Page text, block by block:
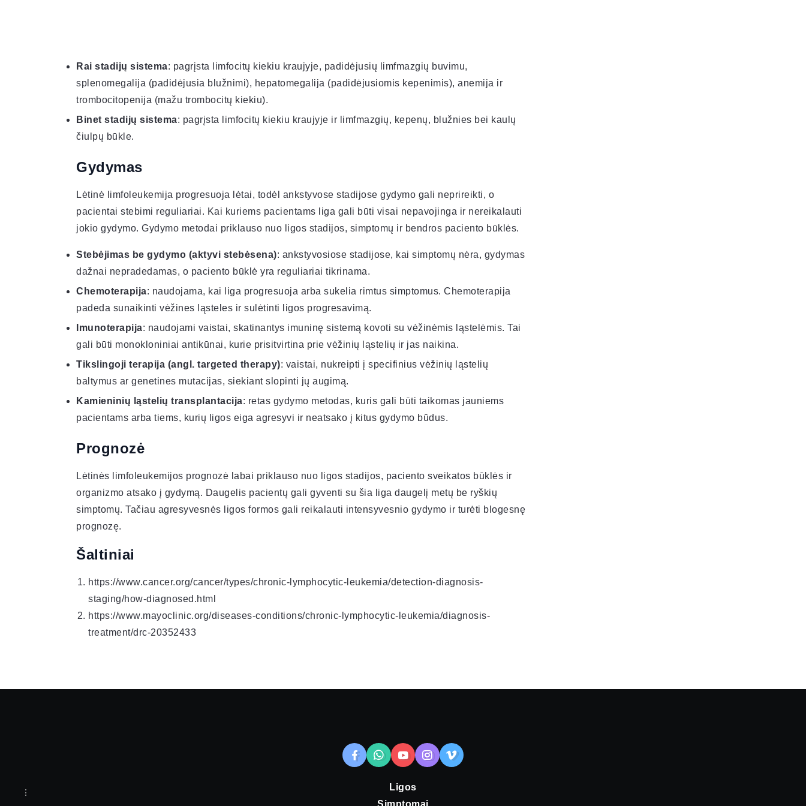
Rai stadijų sistema: pagrįsta limfocitų kiekiu kraujyje, padidėjusių limfmazgių buvimu,
splenomegalija (padidėjusia blužnimi), hepatomegalija (padidėjusiomis kepenimis), anemija ir
trombocitopenija (mažu trombocitų kiekiu).
Binet stadijų sistema: pagrįsta limfocitų kiekiu kraujyje ir limfmazgių, kepenų, blužnies bei kaulų
čiulpų būkle.
Gydymas
Lėtinė limfoleukemija progresuoja lėtai, todėl ankstyvose stadijose gydymo gali neprireikti, o
pacientai stebimi reguliariai. Kai kuriems pacientams liga gali būti visai nepavojinga ir nereikalauti
jokio gydymo. Gydymo metodai priklauso nuo ligos stadijos, simptomų ir bendros paciento būklės.
Stebėjimas be gydymo (aktyvi stebėsena): ankstyvosiose stadijose, kai simptomų nėra, gydymas
dažnai nepradedamas, o paciento būklė yra reguliariai tikrinama.
Chemoterapija: naudojama, kai liga progresuoja arba sukelia rimtus simptomus. Chemoterapija
padeda sunaikinti vėžines ląsteles ir sulėtinti ligos progresavimą.
Imunoterapija: naudojami vaistai, skatinantys imuninę sistemą kovoti su vėžinėmis ląstelėmis. Tai
gali būti monokloniniai antikūnai, kurie prisitvirtina prie vėžinių ląstelių ir jas naikina.
Tikslingoji terapija (angl. targeted therapy): vaistai, nukreipti į specifinius vėžinių ląstelių
baltymus ar genetines mutacijas, siekiant slopinti jų augimą.
Kamieninių ląstelių transplantacija: retas gydymo metodas, kuris gali būti taikomas jauniems
pacientams arba tiems, kurių ligos eiga agresyvi ir neatsako į kitus gydymo būdus.
Prognozė
Lėtinės limfoleukemijos prognozė labai priklauso nuo ligos stadijos, paciento sveikatos būklės ir
organizmo atsako į gydymą. Daugelis pacientų gali gyventi su šia liga daugelį metų be ryškių
simptomų. Tačiau agresyvesnės ligos formos gali reikalauti intensyvesnio gydymo ir turėti blogesnę
prognozę.
Šaltiniai
https://www.cancer.org/cancer/types/chronic-lymphocytic-leukemia/detection-diagnosis-
staging/how-diagnosed.html
https://www.mayoclinic.org/diseases-conditions/chronic-lymphocytic-leukemia/diagnosis-
treatment/drc-20352433
Ligos
Simptomai